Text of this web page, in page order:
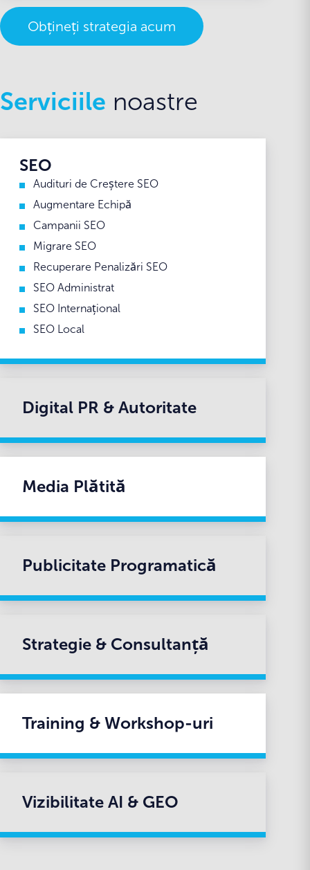
Obțineți strategia acum
Serviciile noastre
SEO
Audituri de Creștere SEO
Augmentare Echipă
Campanii SEO
Migrare SEO
Recuperare Penalizări SEO
SEO Administrat
SEO Internațional
SEO Local
Digital PR & Autoritate
Media Plătită
Publicitate Programatică
Strategie & Consultanță
Training & Workshop-uri
Vizibilitate AI & GEO